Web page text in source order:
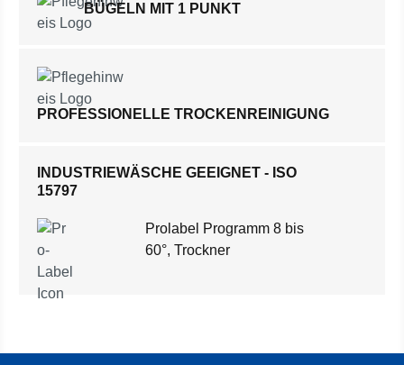
BÜGELN MIT 1 PUNKT
PROFESSIONELLE TROCKENREINIGUNG
INDUSTRIEWÄSCHE GEEIGNET - ISO
15797
Prolabel Programm 8 bis
60°, Trockner